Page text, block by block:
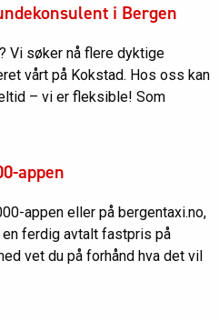
i Bergen
Vi søker nå flere dyktige
vårt på Kokstad. Hos oss kan
– vi er fleksible! Som
appen
appen eller på bergentaxi.no,
ferdig avtalt fastpris på
vet du på forhånd hva det vil